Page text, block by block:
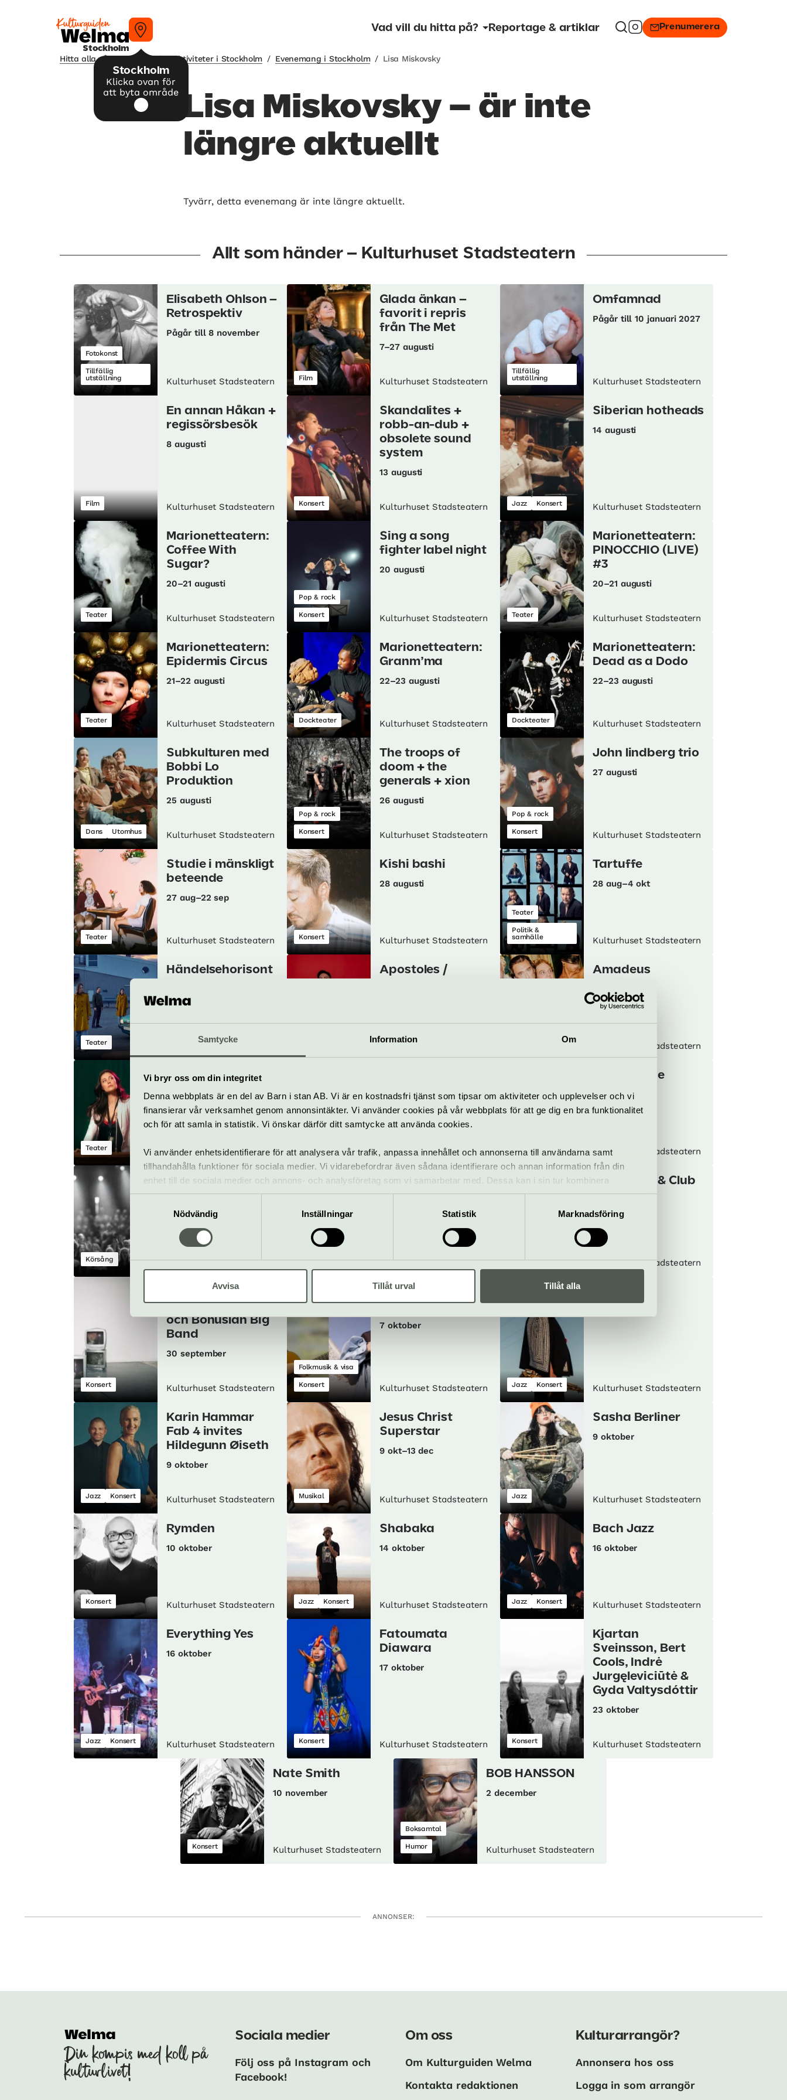
Samtycke Information Om
Vi bryr oss om din integritet
Denna webbplats är en del av Barn i stan AB. Vi är en kostnadsfri tjänst som tipsar om aktiviteter och upplevelser och vi
finansierar vår verksamhet genom annonsintäkter. Vi använder cookies på vår webbplats för att ge dig en bra funktionalitet
och för att samla in statistik. Vi önskar därför ditt samtycke att använda cookies.
Vi använder enhetsidentifierare för att analysera vår trafik, anpassa innehållet och annonserna till användarna samt
tillhandahålla funktioner för sociala medier. Vi vidarebefordrar även sådana identifierare och annan information från din
enhet till de sociala medier och annons- och analysföretag som vi samarbetar med. Dessa kan i sin tur kombinera
informationen med annan information som du har tillhandahållit eller som de har samlat in när du har använt deras tjänster.
Samtyckesval
Nödvändig
Inställningar Statistik Marknadsföring
Avvisa Tillåt urval Tillåt alla
Stockholm
Stockholm
Klicka ovan för
att byta område
Vad vill du hitta på? Reportage & artiklar Prenumerera
Hitta alla våra tips på kulturaktiviteter i Stockholm / Evenemang i Stockholm / Lisa Miskovsky
Lisa Miskovsky – är inte
längre aktuellt
Tyvärr, detta evenemang är inte längre aktuellt.
Allt som händer – Kulturhuset Stadsteatern
Fotokonst
Tillfällig
utställning
Elisabeth Ohlson –
Retrospektiv
Pågår till 8 november
Kulturhuset Stadsteatern Film
Glada änkan –
favorit i repris
från The Met
7–27 augusti
Kulturhuset Stadsteatern
Tillfällig
utställning
Omfamnad
Pågår till 10 januari 2027
Kulturhuset Stadsteatern
Film
En annan Håkan +
regissörsbesök
8 augusti
Kulturhuset Stadsteatern Konsert
Skandalites +
robb-an-dub +
obsolete sound
system
13 augusti
Kulturhuset Stadsteatern Jazz Konsert
Siberian hotheads
14 augusti
Kulturhuset Stadsteatern
Teater
Marionetteatern:
Coffee With
Sugar?
20–21 augusti
Kulturhuset Stadsteatern
Pop & rock
Konsert
Sing a song
fighter label night
20 augusti
Kulturhuset Stadsteatern Teater
Marionetteatern:
PINOCCHIO (LIVE)
#3
20–21 augusti
Kulturhuset Stadsteatern
Teater
Marionetteatern:
Epidermis Circus
21–22 augusti
Kulturhuset Stadsteatern Dockteater
Marionetteatern:
Granm’ma
22–23 augusti
Kulturhuset Stadsteatern Dockteater
Marionetteatern:
Dead as a Dodo
22–23 augusti
Kulturhuset Stadsteatern
Dans Utomhus
Subkulturen med
Bobbi Lo
Produktion
25 augusti
Kulturhuset Stadsteatern
Pop & rock
Konsert
The troops of
doom + the
generals + xion
26 augusti
Kulturhuset Stadsteatern
Pop & rock
Konsert
John lindberg trio
27 augusti
Kulturhuset Stadsteatern
Teater
Studie i mänskligt
beteende
27 aug–22 sep
Kulturhuset Stadsteatern Konsert
Kishi bashi
28 augusti
Kulturhuset Stadsteatern
Teater
Politik &
samhälle
Tartuffe
28 aug–4 okt
Kulturhuset Stadsteatern
Teater
Händelsehorisont
29 aug–5 sep
Kulturhuset Stadsteatern
Folkmusik & visa
Apostoles /
Kulturhuset Stadsteatern
Amadeus
Kulturhuset Stadsteatern
Teater
Alingsåschatten
4 sep–11 okt
Kulturhuset Stadsteatern Teater
4–13 september
Kulturhuset Stadsteatern Teater
Fröken Julie
16 apr–2 okt
Kulturhuset Stadsteatern
Körsång
Sjung Händels
Messias
18 september
Kulturhuset Stadsteatern
Pop & rock
Konsert
BJÖRNARNA +
PEANUTZ +
SKITHUVVE
Kulturhuset Stadsteatern Konsert
Kåldolmar & Club
Killers
26 sep–3 okt
Kulturhuset Stadsteatern
Konsert
Daniel Boyacioglu,
Mathias Landæus
och Bohuslän Big
Band
30 september
Kulturhuset Stadsteatern
Folkmusik & visa
Konsert
La Tremendita +
Maggie Cullen
7 oktober
Kulturhuset Stadsteatern Jazz Konsert Kulturhuset Stadsteatern
Jazz Konsert
Karin Hammar
Fab 4 invites
Hildegunn Øiseth
9 oktober
Kulturhuset Stadsteatern Musikal
Jesus Christ
Superstar
9 okt–13 dec
Kulturhuset Stadsteatern Jazz
Sasha Berliner
9 oktober
Kulturhuset Stadsteatern
Konsert
Rymden
10 oktober
Kulturhuset Stadsteatern Jazz Konsert
Shabaka
14 oktober
Kulturhuset Stadsteatern Jazz Konsert
Bach Jazz
16 oktober
Kulturhuset Stadsteatern
Jazz Konsert
Everything Yes
16 oktober
Kulturhuset Stadsteatern Konsert
Fatoumata
Diawara
17 oktober
Kulturhuset Stadsteatern Konsert
Kjartan
Sveinsson, Bert
Cools, Indrė
Jurgęleviciūtė &
Gyda Valtysdóttir
23 oktober
Kulturhuset Stadsteatern
Konsert
Nate Smith
10 november
Kulturhuset Stadsteatern
Boksamtal
Humor
BOB HANSSON
2 december
Kulturhuset Stadsteatern
ANNONSER:
Din kompis med koll på
kulturlivet!
Sociala medier
Följ oss på Instagram och
Facebook!
Om oss
Om Kulturguiden Welma
Kontakta redaktionen
Kulturarrangör?
Annonsera hos oss
Logga in som arrangör